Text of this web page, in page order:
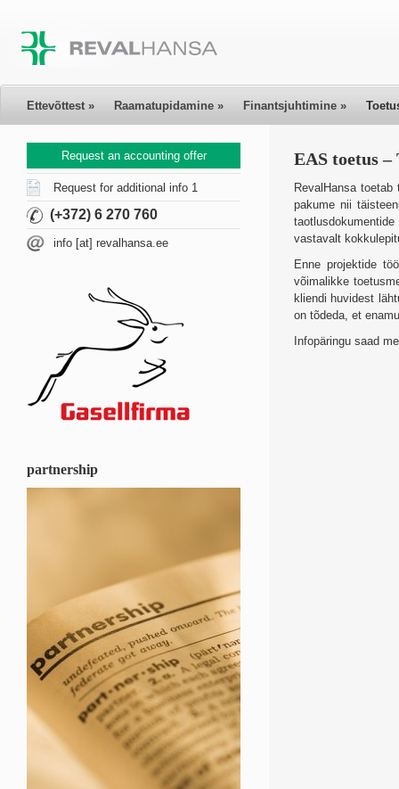
Ettevõttest » Raamatupidamine » Finantsjuhtimine »
Request an accounting offer
Request for additional info 1
(+372) 6 270 760
info [at] revalhansa.ee
partnership
EAS toetus
RevalHansa
pakume nii
vastavalt
Enne projektide
võimalikke
kliendi huvidest
on tõdeda, et
Infopäringu saad